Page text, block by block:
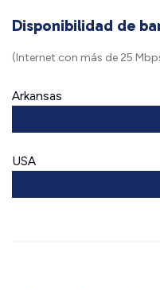
Disponibilidad de
(Internet con más de 25
Arkansas
USA